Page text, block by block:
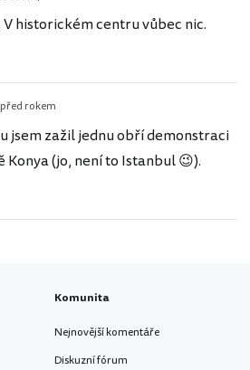
historickém centru vůbec nic.
před rokem
jsem zažil jednu obří demonstraci
Konya (jo, není to Istanbul 😉).
Komunita
Nejnovější komentáře
Diskuzní fórum